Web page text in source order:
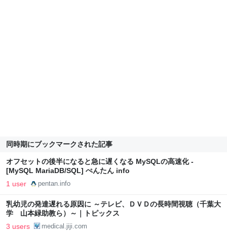
同時期にブックマークされた記事
オフセットの後半になると急に遅くなる MySQLの高速化 -
[MySQL MariaDB/SQL] ぺんたん info
1 user pentan.info
乳幼児の発達遅れる原因に ～テレビ、ＤＶＤの長時間視聴（千葉大
学 山本緑助教ら）～｜トピックス
3 users medical.jiji.com